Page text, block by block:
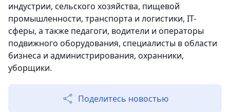
индустрии, сельского хозяйства, пищевой
промышленности, транспорта и логистики, IT-
сферы, а также педагоги, водители и операторы
подвижного оборудования, специалисты в области
бизнеса и администрирования, охранники,
уборщики.
Поделитесь новостью